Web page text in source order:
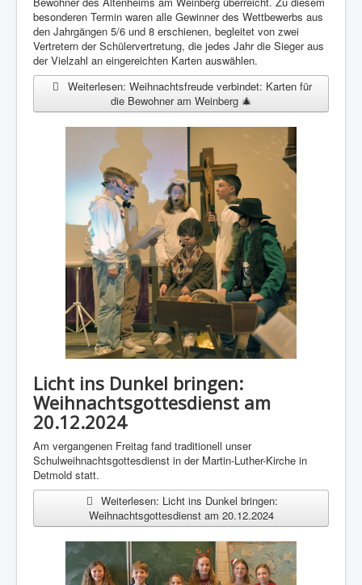
besonderen Termin waren alle Gewinner des Wettbewerbs aus
den Jahrgängen 5/6 und 8 erschienen, begleitet von zwei
Vertretern der Schülervertretung, die jedes Jahr die Sieger aus
der Vielzahl an eingereichten Karten auswählen.
Weiterlesen: Weihnachtsfreude verbindet: Karten für
die Bewohner am Weinberg 🎄
Licht ins Dunkel bringen:
Weihnachtsgottesdienst am
20.12.2024
Am vergangenen Freitag fand traditionell unser
Schulweihnachtsgottesdienst in der Martin-Luther-Kirche in
Detmold statt.
Weiterlesen: Licht ins Dunkel bringen:
Weihnachtsgottesdienst am 20.12.2024